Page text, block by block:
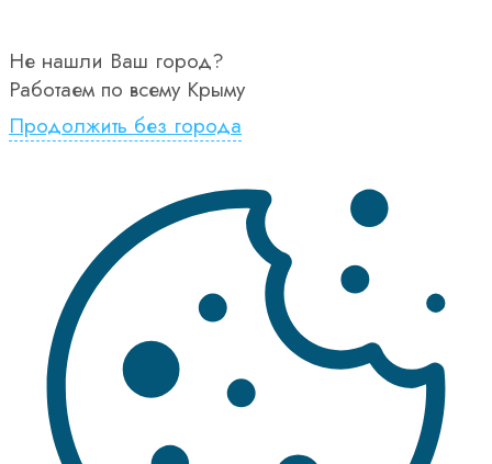
Не нашли Ваш город?
Работаем по всему Крыму
Продолжить без города